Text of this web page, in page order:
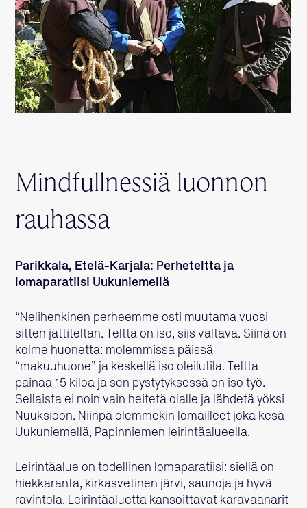
Mindfullnessiä luonnon
rauhassa
Parikkala, Etelä-Karjala: Perheteltta ja
lomaparatiisi Uukuniemellä
“Nelihenkinen perheemme osti muutama vuosi
sitten jättiteltan. Teltta on iso, siis valtava. Siinä on
kolme huonetta: molemmissa päissä
“makuuhuone” ja keskellä iso oleilutila. Teltta
painaa 15 kiloa ja sen pystytyksessä on iso työ.
Sellaista ei noin vain heitetä olalle ja lähdetä yöksi
Nuuksioon. Niinpä olemmekin lomailleet joka kesä
Uukuniemellä, Papinniemen leirintäalueella.
Leirintäalue on todellinen lomaparatiisi: siellä on
hiekkaranta, kirkasvetinen järvi, saunoja ja hyvä
ravintola. Leirintäaluetta kansoittavat karavaanarit